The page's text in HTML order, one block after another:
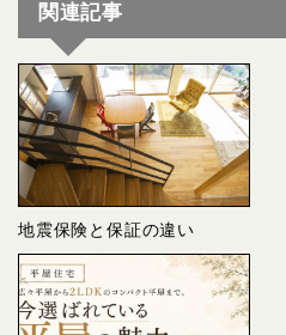
関連記事
地震保険と保証の違い